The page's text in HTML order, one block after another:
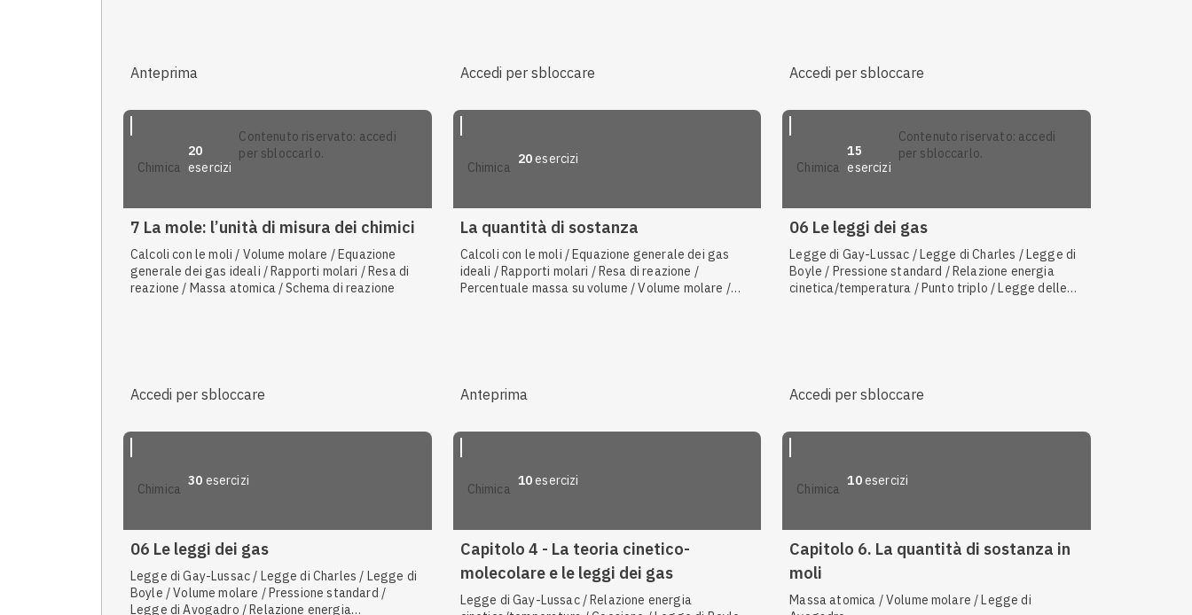
Anteprima Accedi per sbloccare Accedi per sbloccare
chimica
20
esercizi
contenuto riservato: accedi
per sbloccarlo.
7 La mole: l’unità di misura dei chimici
Calcoli con le moli / Volume molare / Equazione
generale dei gas ideali / Rapporti molari / Resa di
reazione / Massa atomica / Schema di reazione
Accedi per sbloccare
chimica
20 esercizi
La quantità di sostanza
Calcoli con le moli / Equazione generale dei gas
ideali / Rapporti molari / Resa di reazione /
Percentuale massa su volume / Volume molare /
Anteprima
chimica
15
esercizi
contenuto riservato: accedi
per sbloccarlo.
06 Le leggi dei gas
Legge di Gay-Lussac / Legge di Charles / Legge di
Boyle / Pressione standard / Relazione energia
cinetica/temperatura / Punto triplo / Legge delle
Accedi per sbloccare
chimica
30 esercizi
06 Le leggi dei gas
Legge di Gay-Lussac / Legge di Charles / Legge di
Boyle / Volume molare / Pressione standard /
Legge di Avogadro / Relazione energia
chimica
10 esercizi
Capitolo 4 - La teoria cinetico-
molecolare e le leggi dei gas
Legge di Gay-Lussac / Relazione energia
chimica
10esercizi
Capitolo 6. La quantità di sostanza in
moli
Massa atomica / Volume molare / Legge di